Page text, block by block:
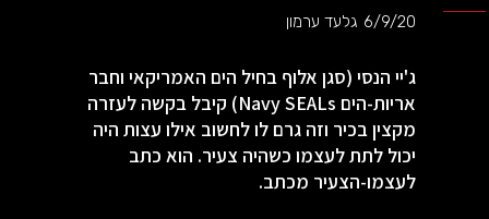
6/9/20 גלעד ערמון
ג'יי הנסי (סגן אלוף בחיל הים האמריקאי וחבר
אריות-הים Navy SEALs) קיבל בקשה לעזרה
מקצין בכיר וזה גרם לו לחשוב אילו עצות היה
יכול לתת לעצמו כשהיה צעיר. הוא כתב
לעצמו-הצעיר מכתב.